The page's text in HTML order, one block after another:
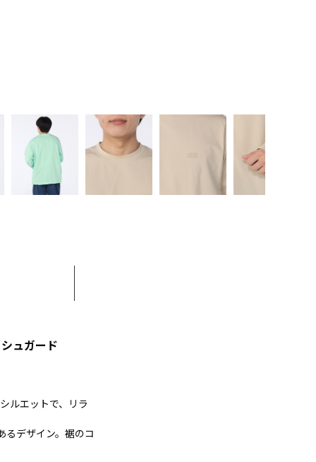
ュガード
ルエットで、リラ
るデザイン。裾のコ